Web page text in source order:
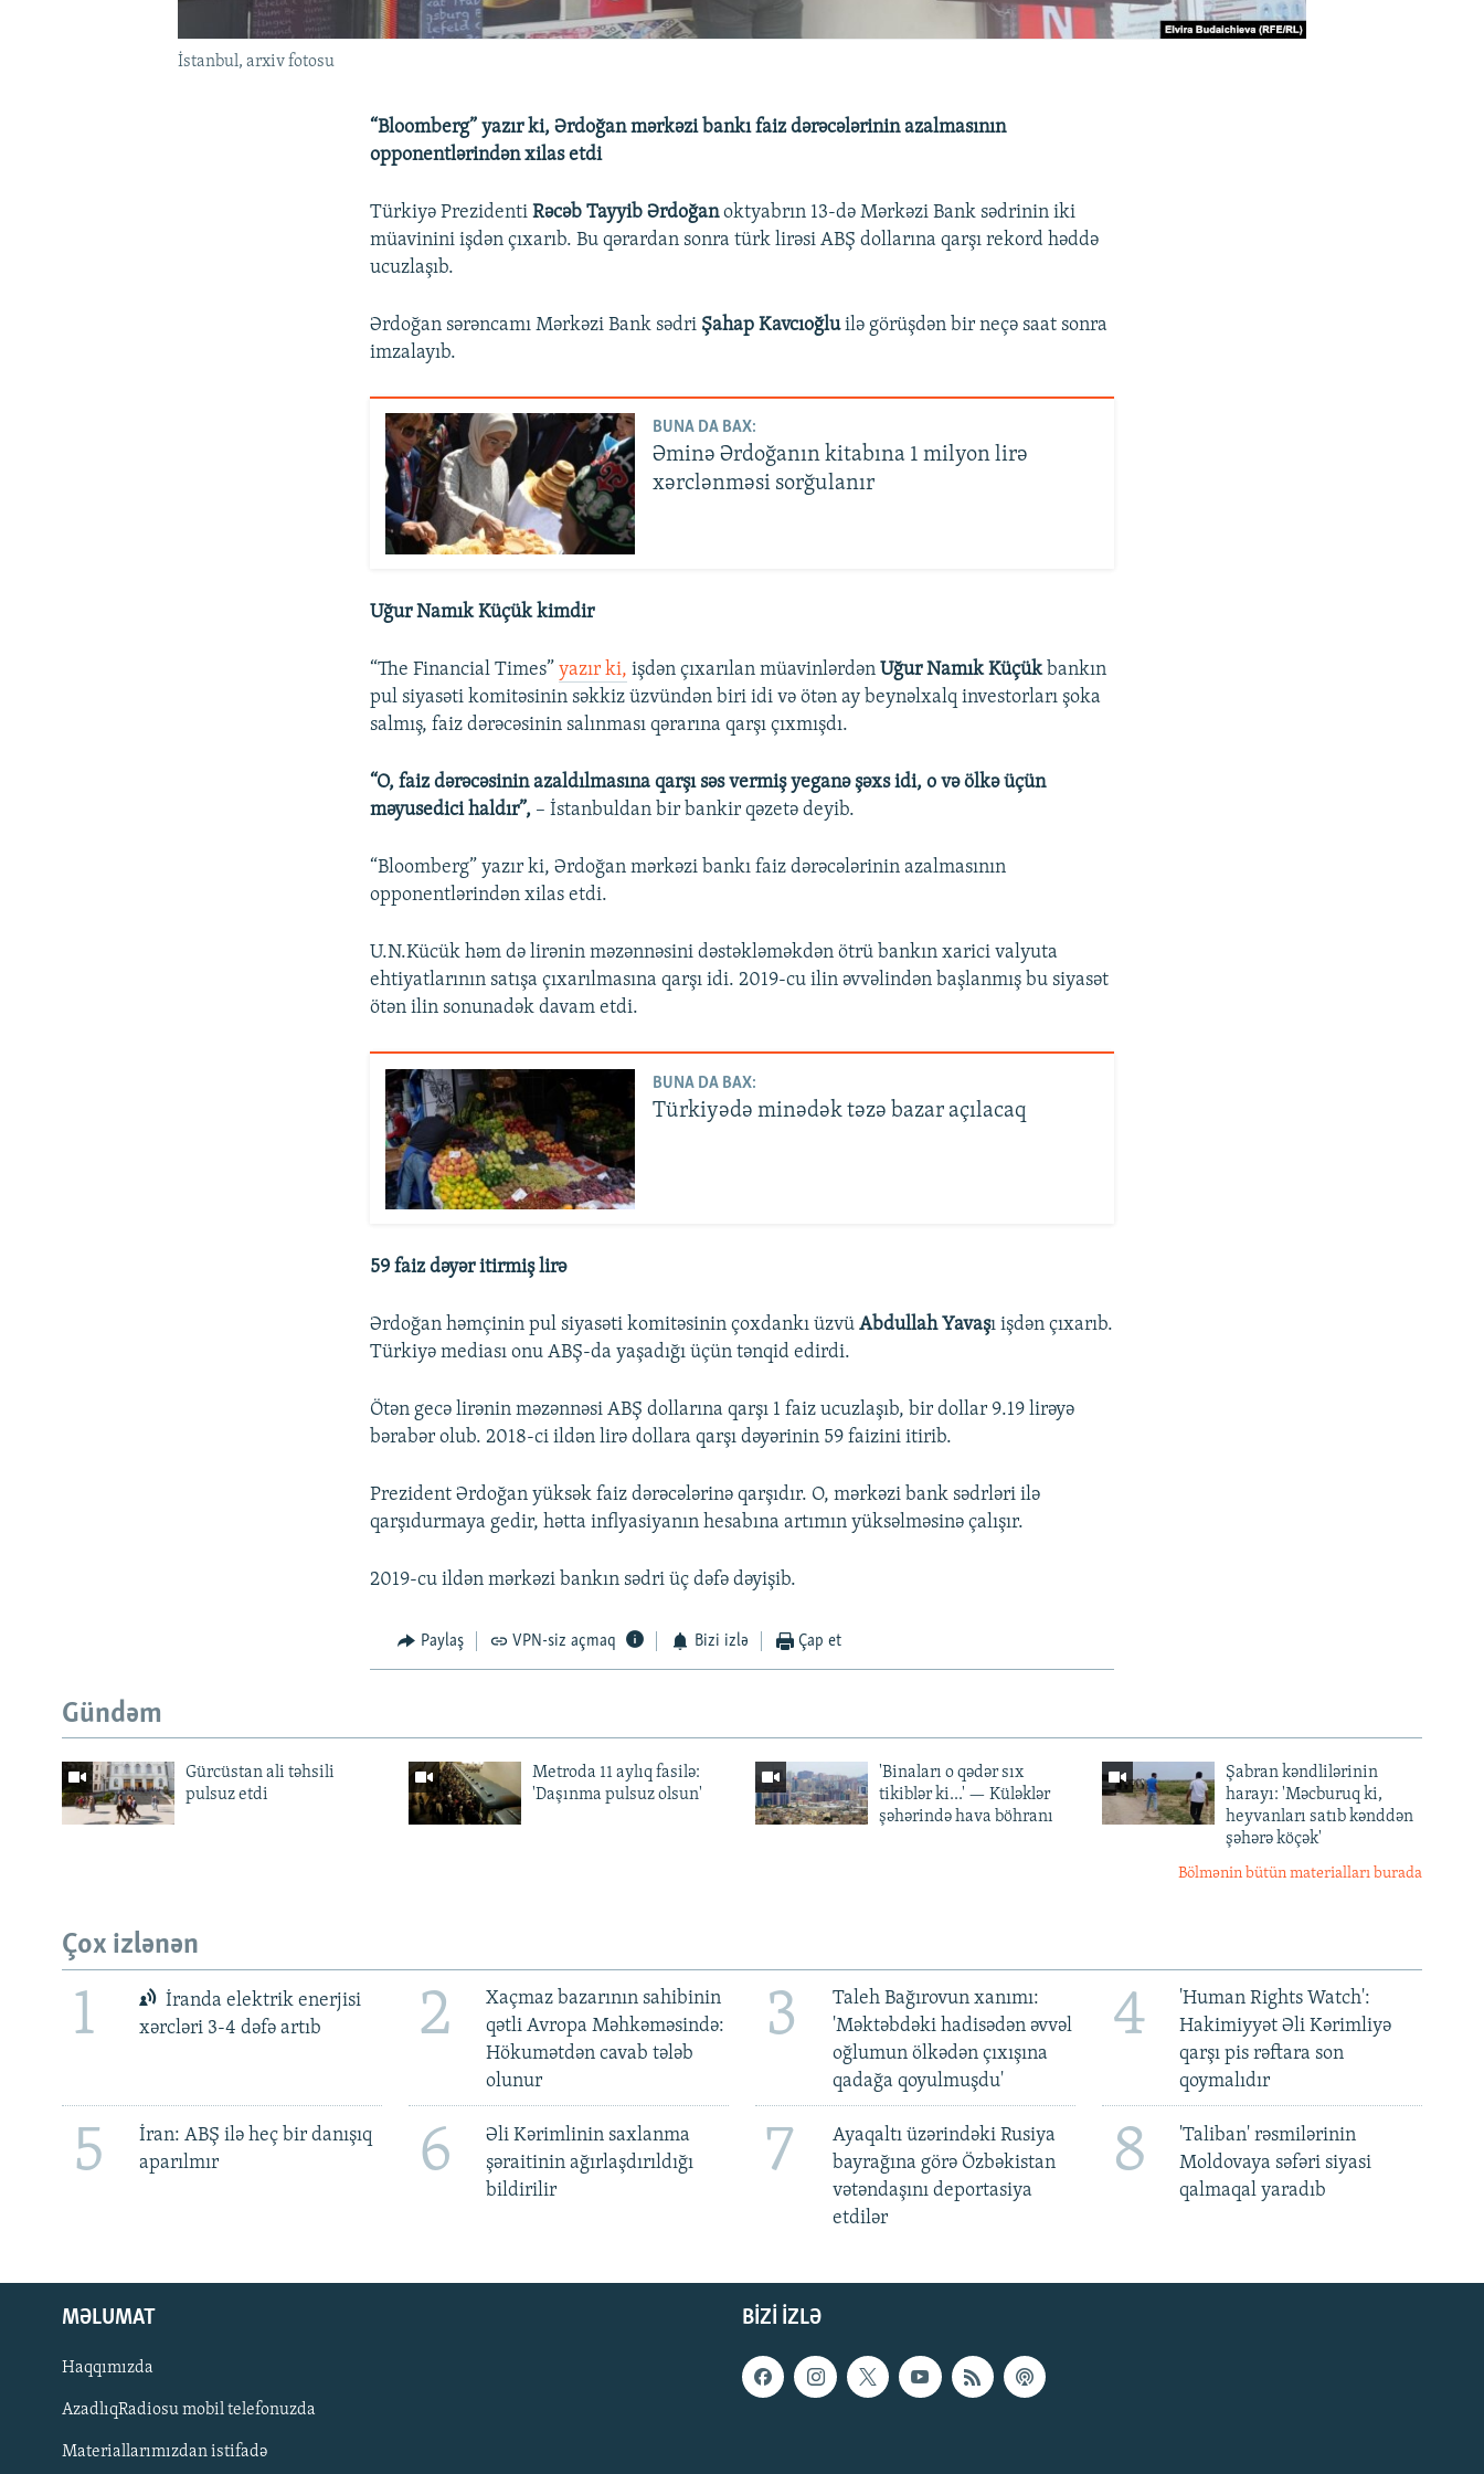
İstanbul, arxiv fotosu
“Bloomberg” yazır ki, Ərdoğan mərkəzi bankı faiz dərəcələrinin azalmasının
opponentlərindən xilas etdi
Türkiyə PrezidentiRəcəb Tayyib Ərdoğanoktyabrın 13-də Mərkəzi Bank sədrinin iki
müavinini işdən çıxarıb. Bu qərardan sonra türk lirəsi ABŞ dollarına qarşı rekord həddə
ucuzlaşıb.
Ərdoğan sərəncamı Mərkəzi Bank sədri Şahap Kavcıoğluilə görüşdən bir neçə saat sonra
imzalayıb.
BUNA DA BAX:
Əminə Ərdoğanın kitabına 1 milyon lirə
xərclənməsi sorğulanır
Uğur Namık Küçük kimdir
“The Financial Times”yazır ki, işdən çıxarılan müavinlərdənUğur Namık Küçük bankın
pul siyasəti komitəsinin səkkiz üzvündən biri idi və ötən ay beynəlxalq investorları şoka
salmış, faiz dərəcəsinin salınması qərarına qarşı çıxmışdı.
“O, faiz dərəcəsinin azaldılmasına qarşı səs vermiş yeganə şəxs idi, o və ölkə üçün
məyusedici haldır”, – İstanbuldan bir bankir qəzetə deyib.
“Bloomberg” yazır ki, Ərdoğan mərkəzi bankı faiz dərəcələrinin azalmasının
opponentlərindən xilas etdi.
U.N.Kücük həm də lirənin məzənnəsini dəstəkləməkdən ötrü bankın xarici valyuta
ehtiyatlarının satışa çıxarılmasına qarşı idi. 2019-cu ilin əvvəlindən başlanmış bu siyasət
ötən ilin sonunadək davam etdi.
BUNA DA BAX:
Türkiyədə minədək təzə bazar açılacaq
59 faiz dəyər itirmiş lirə
Ərdoğan həmçinin pul siyasəti komitəsinin çoxdankı üzvüAbdullah Yavaşı işdən çıxarıb.
Türkiyə mediası onu ABŞ-da yaşadığı üçün tənqid edirdi.
Ötən gecə lirənin məzənnəsi ABŞ dollarına qarşı 1 faiz ucuzlaşıb, bir dollar 9.19 lirəyə
bərabər olub. 2018-ci ildən lirə dollara qarşı dəyərinin 59 faizini itirib.
Prezident Ərdoğan yüksək faiz dərəcələrinə qarşıdır. O, mərkəzi bank sədrləri ilə
qarşıdurmaya gedir, hətta inflyasiyanın hesabına artımın yüksəlməsinə çalışır.
2019-cu ildən mərkəzi bankın sədri üç dəfə dəyişib.
Paylaş VPN-siz açmaq Bizi izlə Çap et
Gündəm
Gürcüstan ali təhsili
pulsuz etdi
Metroda 11 aylıq fasilə:
'Daşınma pulsuz olsun'
'Binaları o qədər sıx
tikiblər ki...' — Küləklər
şəhərində hava böhranı
Şabran kəndlilərinin
harayı: 'Məcburuq ki,
heyvanları satıb kənddən
şəhərə köçək'
Bölmənin bütün materialları burada
Çox izlənən
1
İranda elektrik enerjisi
xərcləri 3-4 dəfə artıb
2
Xaçmaz bazarının sahibinin
qətli Avropa Məhkəməsində:
Hökumətdən cavab tələb
olunur
3
Taleh Bağırovun xanımı:
'Məktəbdəki hadisədən əvvəl
oğlumun ölkədən çıxışına
qadağa qoyulmuşdu'
4
'Human Rights Watch':
Hakimiyyət Əli Kərimliyə
qarşı pis rəftara son
qoymalıdır
5
İran: ABŞ ilə heç bir danışıq
aparılmır
6
Əli Kərimlinin saxlanma
şəraitinin ağırlaşdırıldığı
bildirilir
7
Ayaqaltı üzərindəki Rusiya
bayrağına görə Özbəkistan
vətəndaşını deportasiya
etdilər
8
'Taliban' rəsmilərinin
Moldovaya səfəri siyasi
qalmaqal yaradıb
BIZI IZLƏ
MƏLUMAT
Haqqımızda
AzadlıqRadiosu mobil telefonuzda
Materiallarımızdan istifadə